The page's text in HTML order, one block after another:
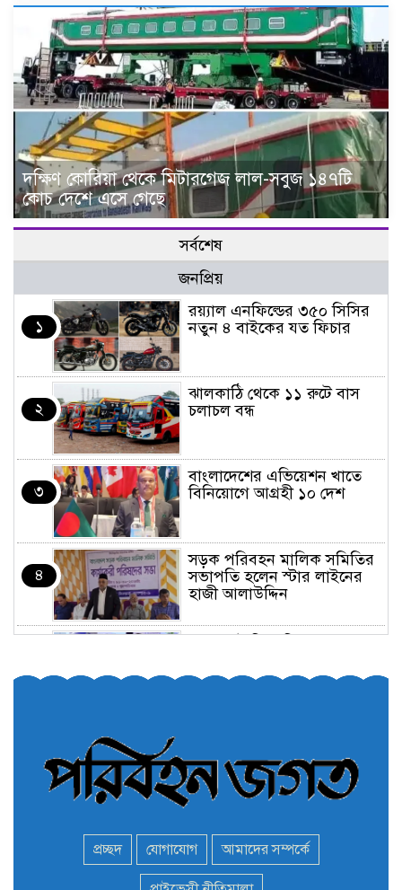
দক্ষিণ কোরিয়া থেকে মিটারগেজ লাল-সবুজ ১৪৭টি
কোচ দেশে এসে গেছে
সর্বশেষ
জনপ্রিয়
১
র‌য়্যাল এনফিল্ডের ৩৫০ সিসির
নতুন ৪ বাইকের যত ফিচার
২
ঝালকাঠি থেকে ১১ রুটে বাস
চলাচল বন্ধ
৩
বাংলাদেশের এভিয়েশন খাতে
বিনিয়োগে আগ্রহী ১০ দেশ
৪
সড়ক পরিবহন মালিক সমিতির
সভাপতি হলেন স্টার লাইনের
হাজী আলাউদ্দিন
অনির্দিষ্টকালের জন্য বাংলাদেশে
মন্ত্রী এমপিদের দেশত্যাগের
প্রচ্ছদ যোগাযোগ আমাদের সম্পর্কে